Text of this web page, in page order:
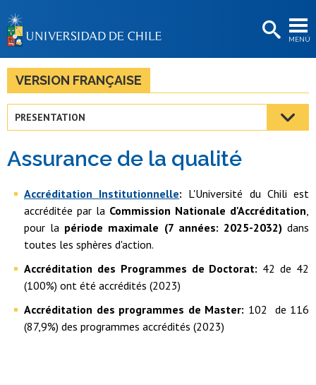
MENÚ
BIBLIOTECAS
LA UNIVERSIDAD
Estudiantes
Académicas/os
Funcionarias/os
Egresadas/os
VERSION FRANÇAISE
PRESENTATION
Assurance de la qualité
Accréditation Institutionnelle: L'Université du Chili est
accréditée par la Commission Nationale d'Accréditation,
pour la période maximale (7 années: 2025-2032)dans
toutes les sphères d'action.
Accréditation des Programmes de Doctorat: 42 de 42
(100%) ont été accrédités (2023)
Accréditation des programmes de Master: 102 de 116
(87,9%) des programmes accrédités (2023)